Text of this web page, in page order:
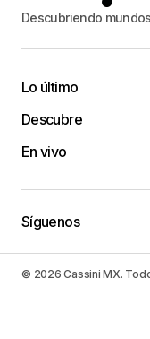
Descubriendo
Lo último
Descubre
En vivo
Síguenos
© 2026 Cassini MX.